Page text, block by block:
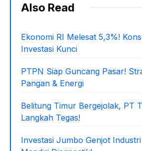
Also Read
Ekonomi RI Melesat 5,3%!
Investasi Kunci
PTPN Siap Guncang Pasar!
Pangan & Energi
Belitung Timur Bergejolak, PT
Langkah Tegas!
Investasi Jumbo Genjot